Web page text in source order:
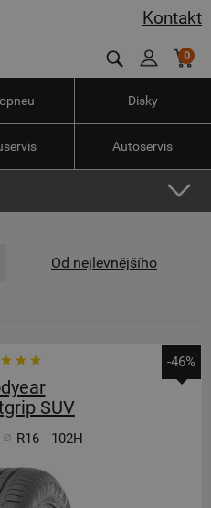
Kontakt
0
Disky
Autoservis
Od nejlevnějšího
-46%
SUV
R16 102H